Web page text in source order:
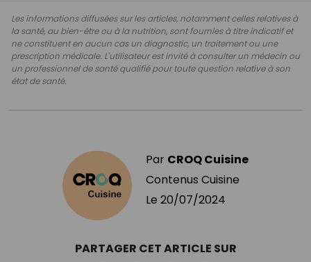
Les informations diffusées sur les articles, notamment celles relatives à
la santé, au bien-être ou à la nutrition, sont fournies à titre indicatif et
ne constituent en aucun cas un diagnostic, un traitement ou une
prescription médicale. L'utilisateur est invité à consulter un médecin ou
un professionnel de santé qualifié pour toute question relative à son
état de santé.
Par CROQ Cuisine
Contenus Cuisine
Le 20/07/2024
PARTAGER CET ARTICLE SUR